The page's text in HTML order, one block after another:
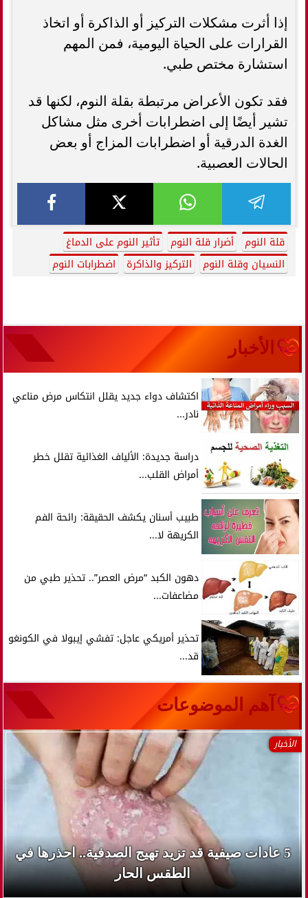
إذا أثرت مشكلات التركيز أو الذاكرة أو اتخاذ
القرارات على الحياة اليومية، فمن المهم
استشارة مختص طبي.
فقد تكون الأعراض مرتبطة بقلة النوم، لكنها قد
تشير أيضًا إلى اضطرابات أخرى مثل مشاكل
الغدة الدرقية أو اضطرابات المزاج أو بعض
الحالات العصبية.
قلة النوم أضرار قلة النوم
تأثير النوم على الدماغ
النسيان وقلة النوم
التركيز والذاكرة اضطرابات النوم
الأخبار
اكتشاف دواء جديد يقلل انتكاس مرض مناعي
نادر...
دراسة جديدة: الألياف الغذائية تقلل خطر
أمراض القلب...
طبيب أسنان يكشف الحقيقة: رائحة الفم
الكريهة لا...
دهون الكبد “مرض العصر”.. تحذير طبي من
مضاعفات...
تحذير أمريكي عاجل: تفشي إيبولا في الكونغو
قد...
آهم الموضوعات
الأخبار
5 عادات صيفية قد تزيد تهيج الصدفية.. احذرها في
الطقس الحار